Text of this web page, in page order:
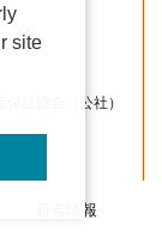
証協会（公社）
新着情報
site